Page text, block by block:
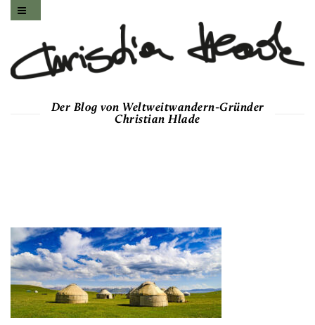
Der Blog von Weltweitwandern-Gründer
Christian Hlade